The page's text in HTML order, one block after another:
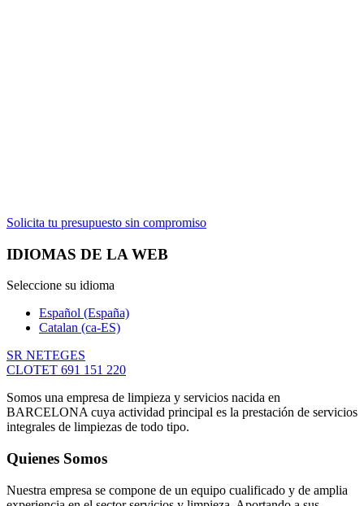
Solicita tu presupuesto sin compromiso
IDIOMAS DE LA WEB
Seleccione su idioma
Español (España)
Catalan (ca-ES)
SR NETEGES
CLOTET 691 151 220
Somos una empresa de limpieza y servicios nacida en
BARCELONA cuya actividad principal es la prestación de servicios
integrales de limpiezas de todo tipo.
Quienes Somos
Nuestra empresa se compone de un equipo cualificado y de amplia